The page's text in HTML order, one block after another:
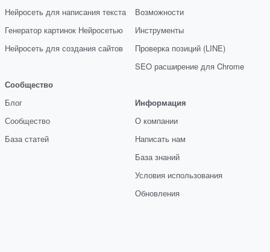
Нейросеть для написания текста
Генератор картинок Нейросетью
Нейросеть для создания сайтов
Сообщество
Блог
Сообщество
База статей
Возможности
Инструменты
Проверка позиций (LINE)
SEO расширение для Chrome
Информация
О компании
Написать нам
База знаний
Условия использования
Обновления